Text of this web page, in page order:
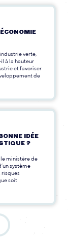
verte,
à la hauteur
et favoriser
de
IDÉE
?
le ministère de
système
risques
soit